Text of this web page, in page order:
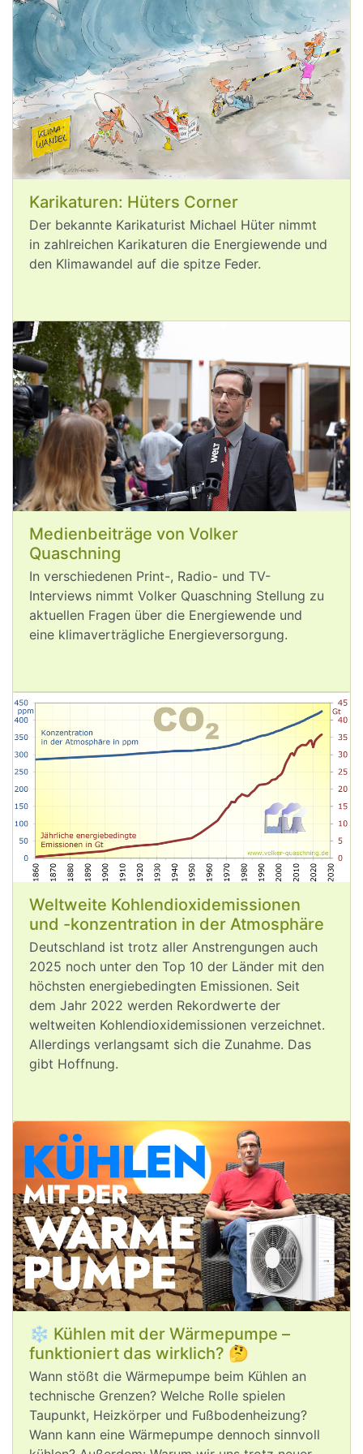
Aug 6, 2026
VQuaschning avatar
VQuaschningpost
Durch die
#Klimakrise droht ein
weiterer Anstieg der ohnehin schon
hohen # Spritpreise
Niedrigwasser steigen derzeit die
#Elektroautos sind derzeit hingegen
keine klimabedingten Preisanstiege zu
erwarten. Dabei ist das Laden von
Verbrennern.
Aug 6, 2026
VQuaschning avatar
VQuaschning
Ich war am #Rhein, aber der Rhein ist
weg. 🫨
Die langfristige globale #Erderhitzung
liegt noch unter 1,5°C und überall sind
#Klimakrise zu sehen:
Hitze, Waldbrände. 🔥
Wollen wir wirklich ausprobieren, wie
die Welt bei einer Erhitzung von 2°C
oder 3°C aussieht, oder nutzen wir die
Klimaschutz
für unsere Wirtschaft und unser Land
Aug 5, 2026
VQuaschning avatar
VQuaschning post
Hitze Niedrigwasser , Waldbrände:
Die
Klimakrise
Menschen hart. Wohlhabende
Umso mehr wäre es in ihrem
#
Klimaschutz einzusetzen – statt mit
einem CO2-intensiven Lebensstil die
Klimakrise weiter anzuheizen.
Aug 5, 2026
VQuaschning avatar
VQuaschning post
Die #Klimakrise setzt auch die
Karikaturen: Hüters Corner
Der bekannte Karikaturist Michael Hüter nimmt
in zahlreichen Karikaturen die Energiewende und
den Klimawandel auf die spitze Feder.
Medienbeiträge von Volker
Quaschning
In verschiedenen Print-, Radio- und TV-
Interviews nimmt Volker Quaschning Stellung zu
aktuellen Fragen über die Energiewende und
eine klimaverträgliche Energieversorgung.
Weltweite Kohlendioxidemissionen
und -konzentration in der Atmosphäre
Deutschland ist trotz aller Anstrengungen auch
2025 noch unter den Top 10 der Länder mit den
höchsten energiebedingten Emissionen. Seit
dem Jahr 2022 werden Rekordwerte der
weltweiten Kohlendioxid­emissionen verzeichnet.
Allerdings verlangsamt sich die Zunahme. Das
gibt Hoffnung.
❄️ Kühlen mit der Wärmepumpe –
funktioniert das wirklich? 🤔
Wann stößt die Wärmepumpe beim Kühlen an
technische Grenzen? Welche Rolle spielen
Taupunkt, Heizkörper und Fußbodenheizung?
Wann kann eine Wärmepumpe dennoch sinnvoll